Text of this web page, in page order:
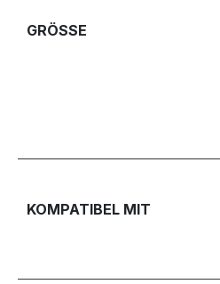
GRÖSSE
KOMPATIBEL MIT